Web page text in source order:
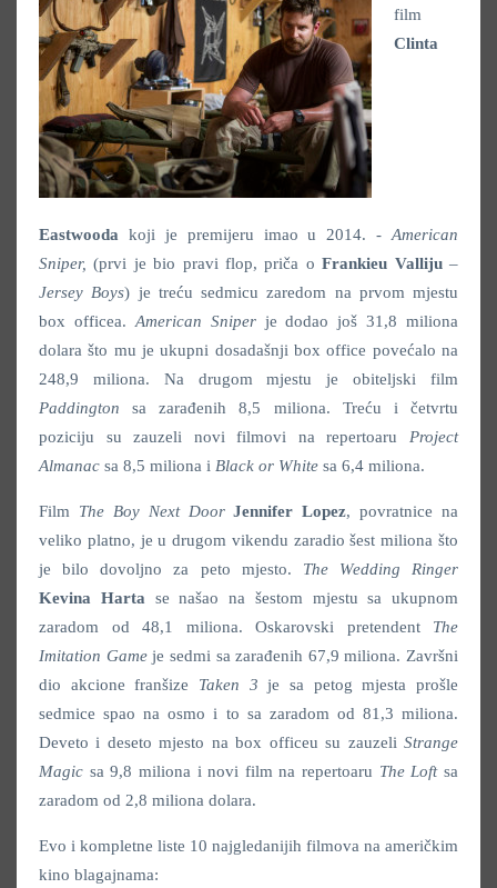
film
Clinta
Eastwooda koji je premijeru imao u 2014. - American
Sniper, (prvi je bio pravi flop, priča oFrankieu Valliju–
Jersey Boys) je treću sedmicu zaredom na prvom mjestu
box officea. American Sniper je dodao još 31,8 miliona
dolara što mu je ukupni dosadašnji box office povećalo na
248,9 miliona. Na drugom mjestu je obiteljski film
Paddington sa zarađenih 8,5 miliona. Treću i četvrtu
poziciju su zauzeli novi filmovi na repertoaru Project
Almanac sa 8,5 miliona i Black or White sa 6,4 miliona.
Film The Boy Next Door Jennifer Lopez, povratnice na
veliko platno, je u drugom vikendu zaradio šest miliona što
je bilo dovoljno za peto mjesto. The Wedding Ringer
Kevina Harta se našao na šestom mjestu sa ukupnom
zaradom od 48,1 miliona. Oskarovski pretendent The
Imitation Gameje sedmi sa zarađenih 67,9 miliona. Završni
dio akcione franšize Taken 3je sa petog mjesta prošle
sedmice spao na osmo i to sa zaradom od 81,3 miliona.
Deveto i deseto mjesto na box officeu su zauzeli Strange
Magic sa 9,8 miliona i novi film na repertoaru The Loftsa
zaradom od 2,8 miliona dolara.
Evo i kompletne liste 10 najgledanijih filmova na američkim
kino blagajnama: